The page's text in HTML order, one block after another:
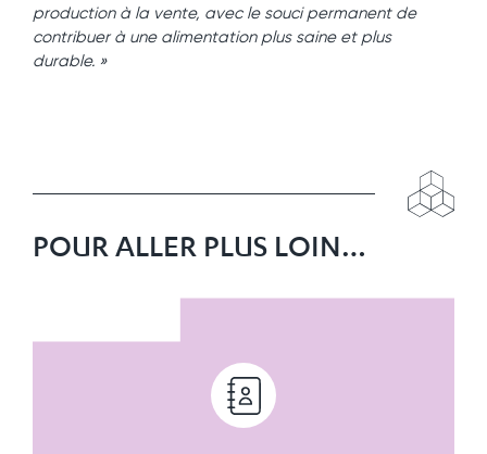
production à la vente, avec le souci permanent de
contribuer à une alimentation plus saine et plus
durable. »
POUR ALLER PLUS LOIN…